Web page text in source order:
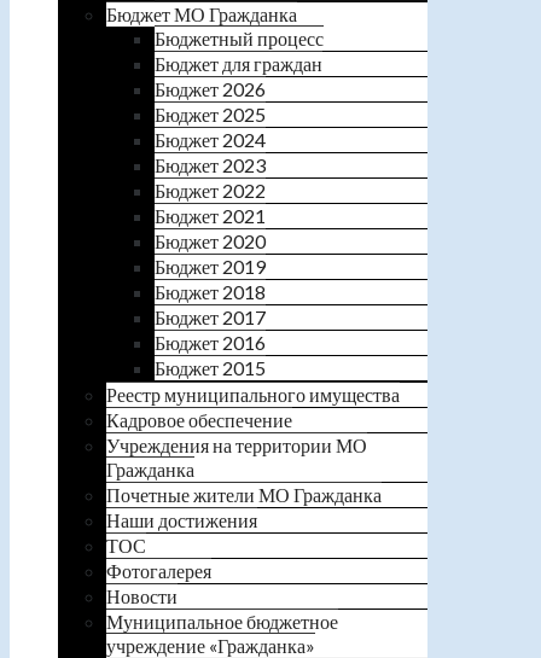
Бюджет МО Гражданка
Бюджетный процесс
Бюджет для граждан
Бюджет 2026
Бюджет 2025
Бюджет 2024
Бюджет 2023
Бюджет 2022
Бюджет 2021
Бюджет 2020
Бюджет 2019
Бюджет 2018
Бюджет 2017
Бюджет 2016
Бюджет 2015
Реестр муниципального имущества
Кадровое обеспечение
Учреждения на территории МО
Гражданка
Почетные жители МО Гражданка
Наши достижения
ТОС
Фотогалерея
Новости
Муниципальное бюджетное
учреждение «Гражданка»